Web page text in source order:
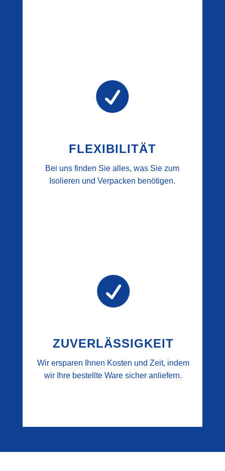

FLEXIBILITÄT
Bei uns finden Sie alles, was Sie zum
Isolieren und Verpacken benötigen.

ZUVERLÄSSIGKEIT
Wir ersparen Ihnen Kosten und Zeit, indem
wir Ihre bestellte Ware sicher anliefern.